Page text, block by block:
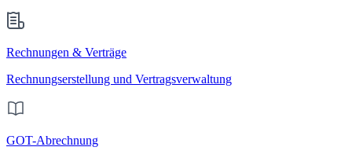
Rechnungen & Verträge
Rechnungserstellung und Vertragsverwaltung
GOT-Abrechnung